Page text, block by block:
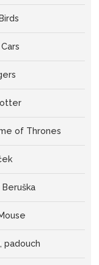
of Thrones
padouch